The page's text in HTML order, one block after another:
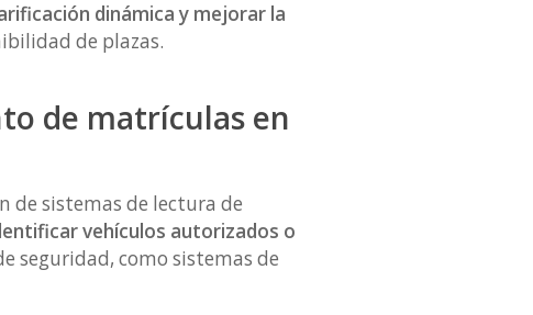
dinámica y mejorar la
de plazas.
de matrículas en
sistemas de lectura de
vehículos autorizados o
seguridad, como sistemas de